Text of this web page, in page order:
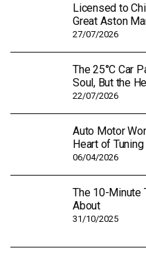
Licensed to
Great Aston
27/07/2026
The 25°C Car
Soul, But the
22/07/2026
Auto Motor
Heart of
06/04/2026
The 10-Minute
About
31/10/2025